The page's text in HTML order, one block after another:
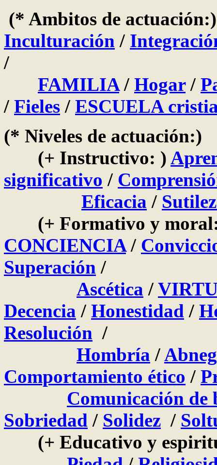
(* Ambitos de
Inculturación /
/
FAMILIA/ Hogar/
/ Fieles / ESCUELA
(* Niveles de actuación:)
(+ Instructivo: )
significativo /
Eficacia /
(+ Formativo y
CONCIENCIA/
Superación /
Ascética /
Decencia / Honestidad /
Resolución /
Hombría /
Comportamiento ético /
Comunicación de
Sobriedad / Solidez /
(+ Educativo y